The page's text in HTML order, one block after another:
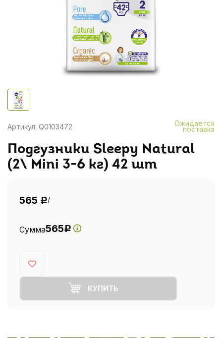
Артикул: Q0103472 Ожидается
поставка
Подгузники Sleepy Natural
(2\ Mini 3-6 кг) 42 шт
565 Р/
Сумма565Р
КУПИТЬ